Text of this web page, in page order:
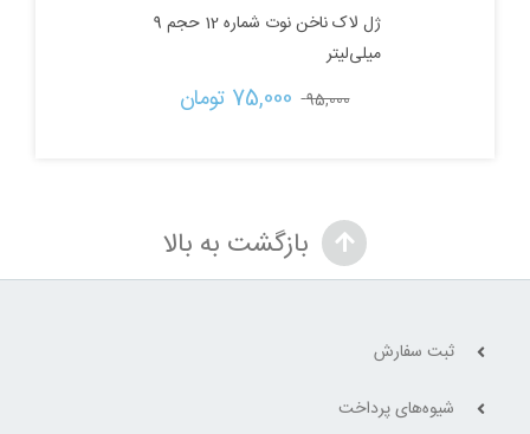
ژل لاک ناخن نوت شماره 12 حجم 9
میلی‌لیتر
95,000 قیمت
بود.
75,000 تومان
بازگشت به بالا
ثبت سفارش
شیوه‌های پرداخت